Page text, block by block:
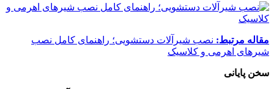
مقاله مرتبط: نصب شیرآلات دستشویی؛ راهنمای کامل نصب
شیرهای اهرمی و کلاسیک
سخن پایانی